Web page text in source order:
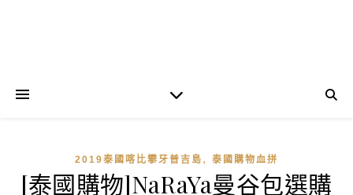
2019泰國喀比攀牙普吉島 , 泰國購物血拼
[泰國購物]NaRaYa曼谷包選購